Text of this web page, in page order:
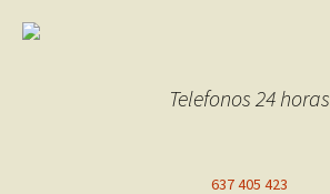
Telefonos 24 horas
637 405 423